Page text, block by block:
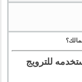
للترويج